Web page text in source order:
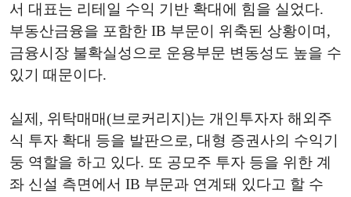
서 대표는 리테일 수익 기반 확대에 힘을 실었다.
부동산금융을 포함한 IB 부문이 위축된 상황이며,
금융시장 불확실성으로 운용부문 변동성도 높을 수
있기 때문이다.
실제, 위탁매매(브로커리지)는 개인투자자 해외주
식 투자 확대 등을 발판으로, 대형 증권사의 수익기
둥 역할을 하고 있다. 또 공모주 투자 등을 위한 계
좌 신설 측면에서 IB 부문과 연계돼 있다고 할 수